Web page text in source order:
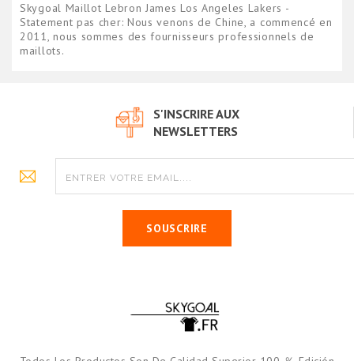
Skygoal Maillot Lebron James Los Angeles Lakers -
Statement pas cher: Nous venons de Chine, a commencé en
2011, nous sommes des fournisseurs professionnels de
maillots.
S'INSCRIRE AUX
NEWSLETTERS
SOUSCRIRE